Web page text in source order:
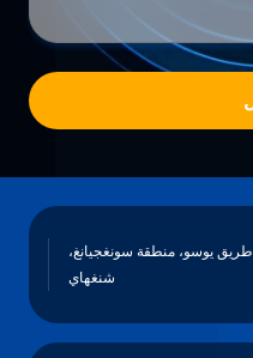
المبنى 11، رقم 1569 طريق يوسو، منطقة سونغجيانغ،
شنغهاي